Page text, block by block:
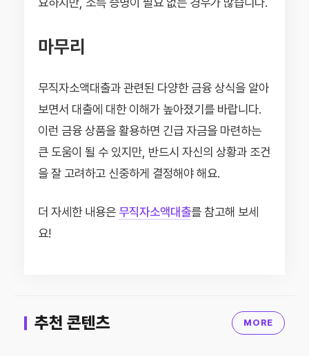
마무리
무직자소액대출과 관련된 다양한 금융 상식을 알아
보면서 대출에 대한 이해가 높아졌기를 바랍니다.
이런 금융 상품을 활용하면 긴급 자금을 마련하는
큰 도움이 될 수 있지만, 반드시 자신의 상황과 조건
을 잘 고려하고 신중하게 결정해야 해요.
더 자세한 내용은 무직자소액대출를 참고해 보세
요!
추천 콘텐츠 MORE